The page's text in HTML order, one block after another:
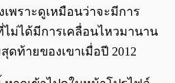
เพราะดูเหมือนว่าจะมีการ
ม่ได้มีการเคลื่อนไหวมานาน
ท้ายของเขาเมื่อปี 2012